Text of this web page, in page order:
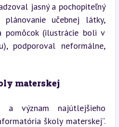
jasný a pochopiteľný
učebnej látky,
pomôcok (ilustrácie boli v
podporoval neformálne,
materskej
a význam najútlejšieho
školy materskej“.